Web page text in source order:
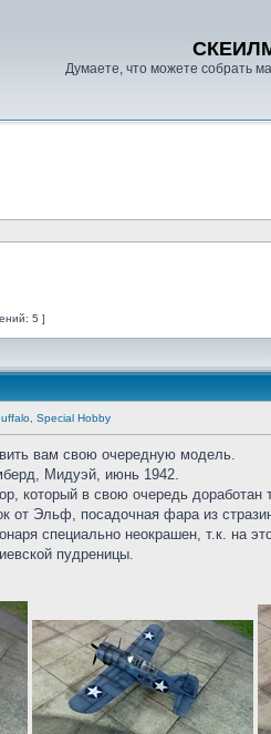
Думаете, что можете собрать
5 ]
Special Hobby
вам свою очередную модель.
Мидуэй, июнь 1942.
который в свою очередь
от Эльф, посадочная фара из
специально неокрашен, т.к. на
пудреницы.